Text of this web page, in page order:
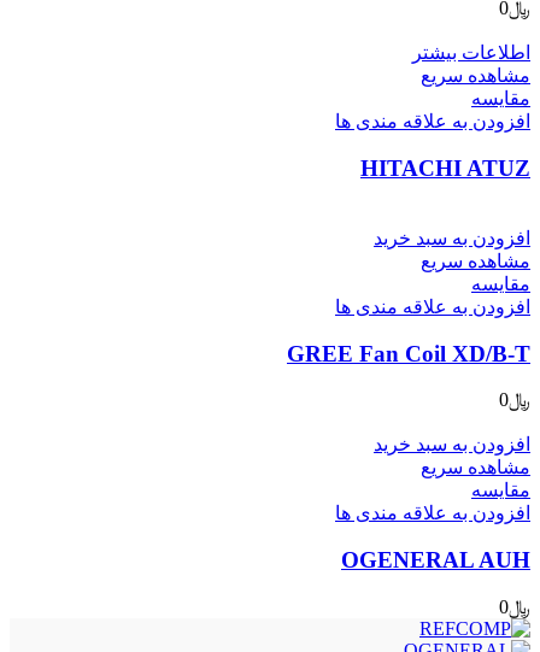
﷼0
اطلاعات بیشتر
مشاهده سریع
مقایسه
افزودن به علاقه مندی ها
HITACHI ATUZ
افزودن به سبد خرید
مشاهده سریع
مقایسه
افزودن به علاقه مندی ها
GREE Fan Coil XD/B-T
﷼0
افزودن به سبد خرید
مشاهده سریع
مقایسه
افزودن به علاقه مندی ها
OGENERAL AUH
﷼0